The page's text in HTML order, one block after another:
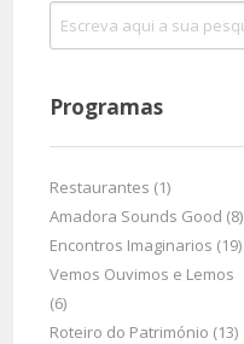
Programas
Restaurantes (1)
Amadora Sounds Good (8)
Encontros Imaginarios (19)
Vemos Ouvimos e Lemos
(6)
Roteiro do Património (13)